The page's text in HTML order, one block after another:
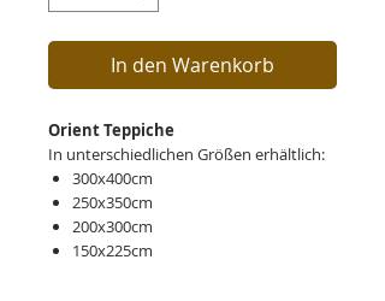
In den Warenkorb
Orient Teppiche
In unterschiedlichen Größen erhältlich:
300x400cm
250x350cm
200x300cm
150x225cm